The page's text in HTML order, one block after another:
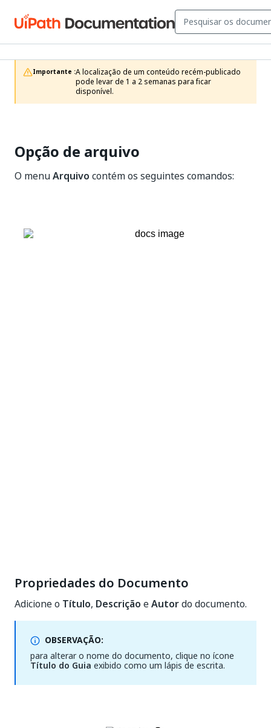
Importante :A localização de um conteúdo recém-publicado
pode levar de 1 a 2 semanas para ficar
disponível.
Opção de arquivo
O menuArquivo contém os seguintes comandos:
Propriedades do Documento
Adicione o Título, Descrição eAutordo documento.
OBSERVAÇÃO:
para alterar o nome do documento, clique no ícone
Título do Guia exibido como um lápis de escrita.